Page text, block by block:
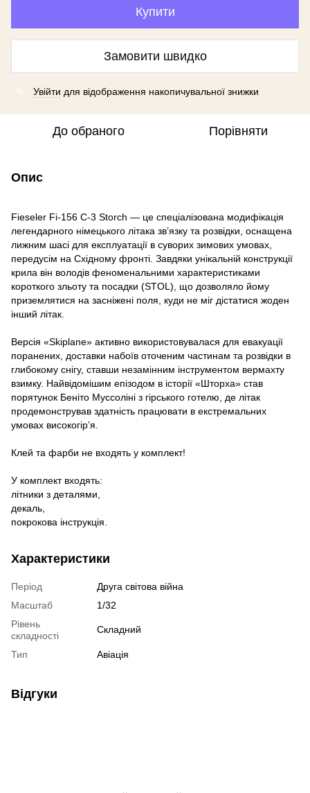
Купити
Замовити швидко
% Увійти для відображення накопичувальної знижки
До обраного Порівняти
Опис
Fieseler Fi-156 C-3 Storch — це спеціалізована модифікація
легендарного німецького літака зв’язку та розвідки, оснащена
лижним шасі для експлуатації в суворих зимових умовах,
передусім на Східному фронті. Завдяки унікальній конструкції
крила він володів феноменальними характеристиками
короткого зльоту та посадки (STOL), що дозволяло йому
приземлятися на засніжені поля, куди не міг дістатися жоден
інший літак.
Версія «Skiplane» активно використовувалася для евакуації
поранених, доставки набоїв оточеним частинам та розвідки в
глибокому снігу, ставши незамінним інструментом вермахту
взимку. Найвідомішим епізодом в історії «Шторха» став
порятунок Беніто Муссоліні з гірського готелю, де літак
продемонстрував здатність працювати в екстремальних
умовах високогір’я.
Клей та фарби не входять у комплект!
У комплект входять:
літники з деталями,
декаль,
покрокова інструкція.
Характеристики
Період
Друга світова війна
Масштаб
1/32
Рівень
складності
Складний
Тип Авіація
Відгуки